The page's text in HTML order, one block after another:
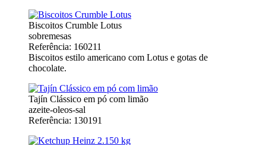
Biscoitos Crumble Lotus
sobremesas
Referência: 160211
Biscoitos estilo americano com Lotus e gotas de
chocolate.
Tajín Clássico em pó com limão
azeite-oleos-sal
Referência: 130191